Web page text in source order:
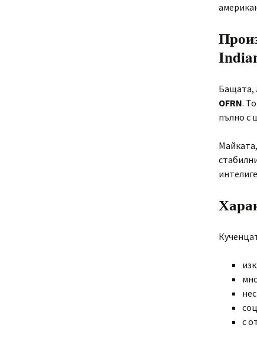
Бащата,
OFRN.
пълно с
Майката,
с